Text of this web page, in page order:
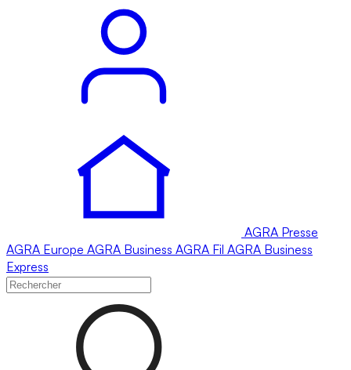
AGRA Presse
AGRA Europe AGRA Business AGRA Fil AGRA Business
Express